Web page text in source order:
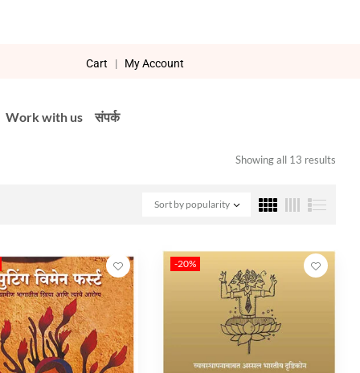
Cart | My Account
Work with us संपर्क
Showing all 13 results
Sort by popularity
-20%